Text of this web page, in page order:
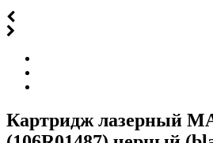
Картридж лазерный